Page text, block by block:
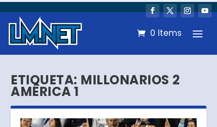
0 Items
ETIQUETA: MILLONARIOS 2
AMÉRICA 1